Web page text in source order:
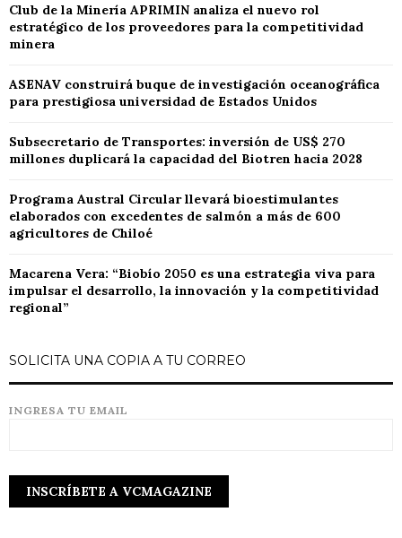
Club de la Minería APRIMIN analiza el nuevo rol
estratégico de los proveedores para la competitividad
minera
ASENAV construirá buque de investigación oceanográfica
para prestigiosa universidad de Estados Unidos
Subsecretario de Transportes: inversión de US$ 270
millones duplicará la capacidad del Biotren hacia 2028
Programa Austral Circular llevará bioestimulantes
elaborados con excedentes de salmón a más de 600
agricultores de Chiloé
Macarena Vera: “Biobío 2050 es una estrategia viva para
impulsar el desarrollo, la innovación y la competitividad
regional”
SOLICITA UNA COPIA A TU CORREO
INGRESA TU EMAIL